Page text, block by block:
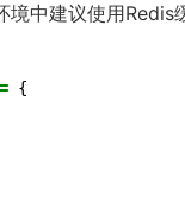
中建议使用Redis
= {